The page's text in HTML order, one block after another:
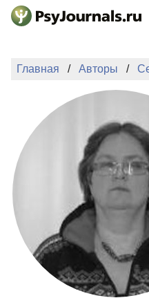
Перейти к основному
ПОДАТЬ
БАЗА
Регистрация
Главная Авторы